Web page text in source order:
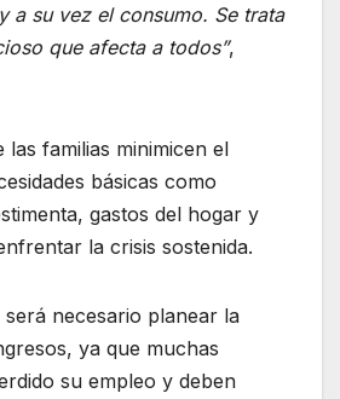
a su vez el consumo. Se trata
que afecta a todos”,
las familias minimicen el
básicas como
gastos del hogar y
la crisis sostenida.
necesario planear la
ya que muchas
su empleo y deben